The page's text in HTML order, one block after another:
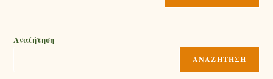
Αναζήτηση
ΑΝΑΖΉΤΗΣΗ